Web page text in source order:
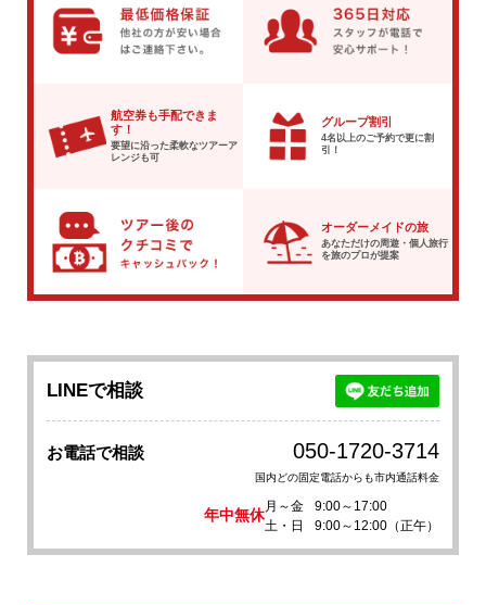
航空券も手配できま
す！
要望に沿った柔軟なツアーア
レンジも可
グループ割引
4名以上のご予約で更に割
引！
オーダーメイドの旅
あなただけの周遊・個人旅行
を旅のプロが提案
LINEで相談
お電話で相談 050-1720-3714
国内どの固定電話からも市内通話料金
年中無休
月～金
9:00～17:00
土・日
9:00～12:00（正午）